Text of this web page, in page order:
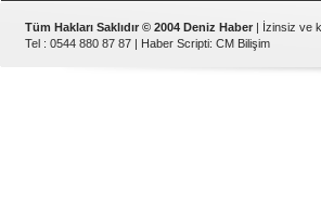
Tüm Hakları Saklıdır © 2004 Deniz Haber | İzinsiz ve
Tel : 0544 880 87 87 | Haber Scripti: CM Bilişim